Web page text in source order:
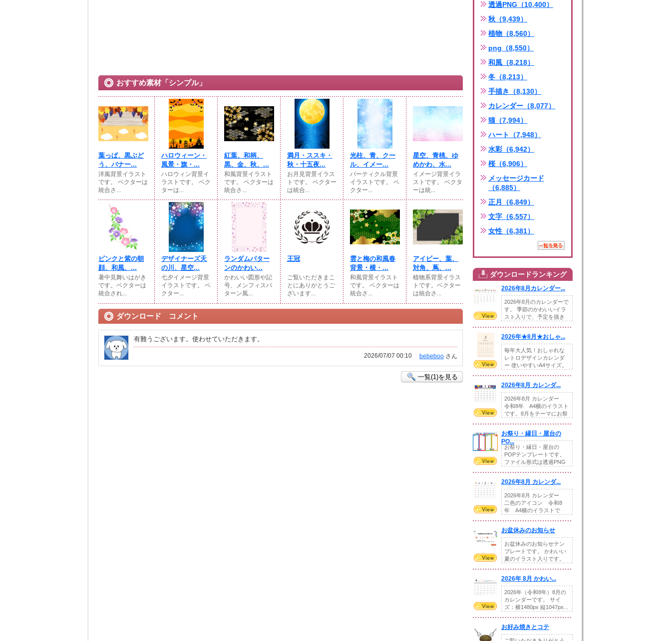
おすすめ素材「シンプル」
葉っぱ、黒ぶど
う、バナー...
洋風背景イラスト
です。 ベクターは
統合さ...
ハロウィーン・
風景・旗・...
ハロウィン背景イ
ラストです。 ベク
ターは...
紅葉、和柄、
黒、金、秋、...
和風背景イラスト
です。 ベクターは
統合さ...
満月・ススキ・
秋・十五夜...
お月見背景イラス
トです。 ベクター
は統合...
光柱、青、クー
ル、イメー...
パーティクル背景
イラストです。 ベ
クター...
星空、青桃、ゆ
めかわ、水...
イメージ背景イラ
ストです。 ベクタ
ーは統...
ピンクと紫の朝
顔、和風、...
暑中見舞いはがき
です。ベクターは
統合され...
デザイナーズ天
の川、星空...
七夕イメージ背景
イラストです。 ベ
クター...
ランダムパター
ンのかわい...
かわいい図形や記
号、メンフィスパ
ターン風...
王冠
ご覧いただきまこ
とにありがとうご
ざいます...
雲と梅の和風春
背景・横・...
和風背景イラスト
です。 ベクターは
統合さ...
アイビー、葉、
対角、蔦、...
植物系背景イラス
トです。ベクター
は統合さ...
ダウンロード コメント
有難うございます。使わせていただきます。
bebeboo さん
2026/07/07 00:10
一覧(1)を見る
透過PNG（10,400）
秋（9,439）
植物（8,560）
png（8,550）
和風（8,218）
冬（8,213）
手描き（8,130）
カレンダー（8,077）
猫（7,994）
ハート（7,948）
水彩（6,942）
桜（6,906）
メッセージカード
（6,885）
正月（6,849）
文字（6,557）
女性（6,381）
ダウンロードランキング
2026年8月カレンダー...
2026年8月のカレンダーで
す。 季節のかわいいイラ
スト入りで、予定を描き
2026年★8月★おしゃ...
毎年大人気！おしゃれな
レトロデザインカレンダ
ー 使いやすいA4サイズ。
2026年8月 カレンダ...
2026年8月 カレンダー
令和8年 A4横のイラスト
です。8月をテーマにお祭
お祭り・縁日・屋台の
PO...
お祭り・縁日・屋台の
POPテンプレートです。
ファイル形式は透過PNG
2026年8月 カレンダ...
2026年8月 カレンダー
二色のアイコン 令和8
年 A4横のイラストで
お盆休みのお知らせ
お盆休みのお知らせテン
プレートです。 かわいい
夏のイラスト入りです。
2026年 8月 かわい...
2026年（令和8年）8月の
カレンダーです。 サイ
ズ：横1480px 縦1047px...
お好み焼きとコテ